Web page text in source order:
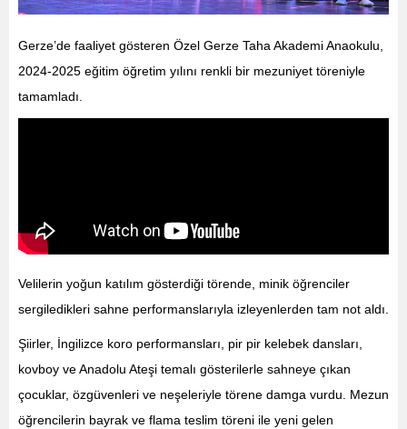
Gerze’de faaliyet gösteren Özel Gerze Taha Akademi Anaokulu,
2024-2025 eğitim öğretim yılını renkli bir mezuniyet töreniyle
tamamladı.
Velilerin yoğun katılım gösterdiği törende, minik öğrenciler
sergiledikleri sahne performanslarıyla izleyenlerden tam not aldı.
Şiirler, İngilizce koro performansları, pir pir kelebek dansları,
kovboy ve Anadolu Ateşi temalı gösterilerle sahneye çıkan
çocuklar, özgüvenleri ve neşeleriyle törene damga vurdu. Mezun
öğrencilerin bayrak ve flama teslim töreni ile yeni gelen